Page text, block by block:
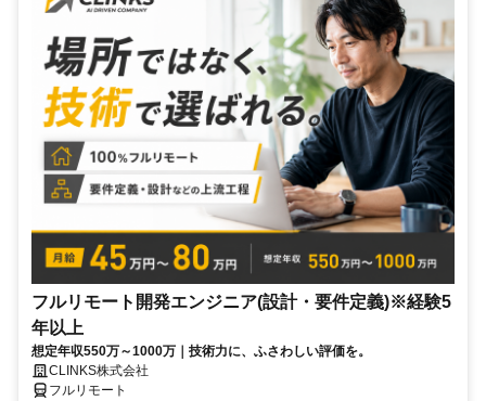
フルリモート開発エンジニア(設計・要件定義)※経験5
年以上
想定年収550万～1000万｜技術力に、ふさわしい評価を。
CLINKS株式会社
フルリモート